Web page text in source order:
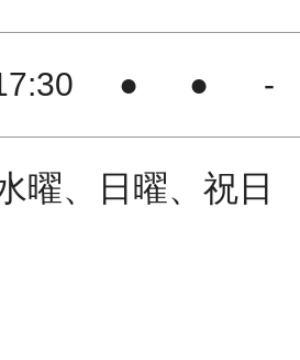
● ● -
曜、日曜、祝日